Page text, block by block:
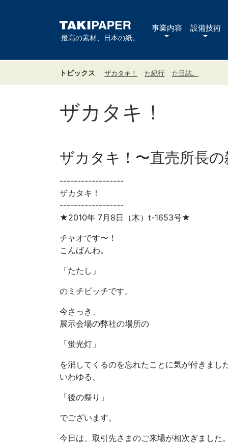
最高の素材、日本の紙。
事業内容 設備技術
トピックス ザカタキ！ た紀行 た日誌。
ザカタキ！
ザカタキ！〜直売所長
------------------
ザカタキ！
------------------
★2010年 7月8日（木）t-1653号★
チャオです〜！
こんばんわ。
「たたし」
のミチビッチです。
今さっき、
展示会場の弊社の場所の
「蛍光灯」
を消してくるのを忘れたことに気が付きました
いわゆる、
「後の祭り」
でございます。
今日は、取引先さまのご来場が相次ぎました。